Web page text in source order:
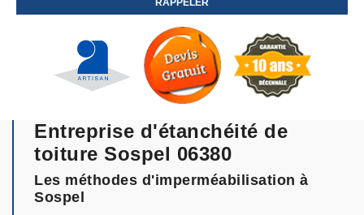
Entreprise d'étanchéité de
toiture Sospel 06380
Les méthodes d'imperméabilisation à
Sospel